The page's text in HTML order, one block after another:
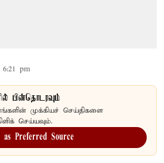
6:21 pm
பின்தொடரவும்
முக்கியச் செய்திகளை
செய்யவும்.
as Preferred Source